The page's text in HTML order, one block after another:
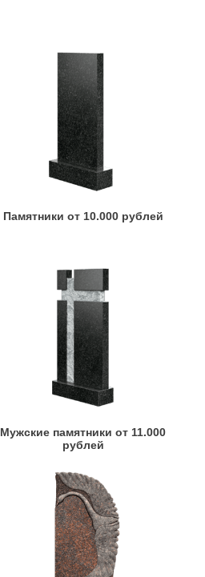
Памятники от 10.000 рублей
Мужские памятники от 11.000
рублей